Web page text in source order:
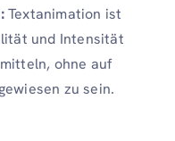
Textanimation ist
und Intensität
ohne auf
zu sein.